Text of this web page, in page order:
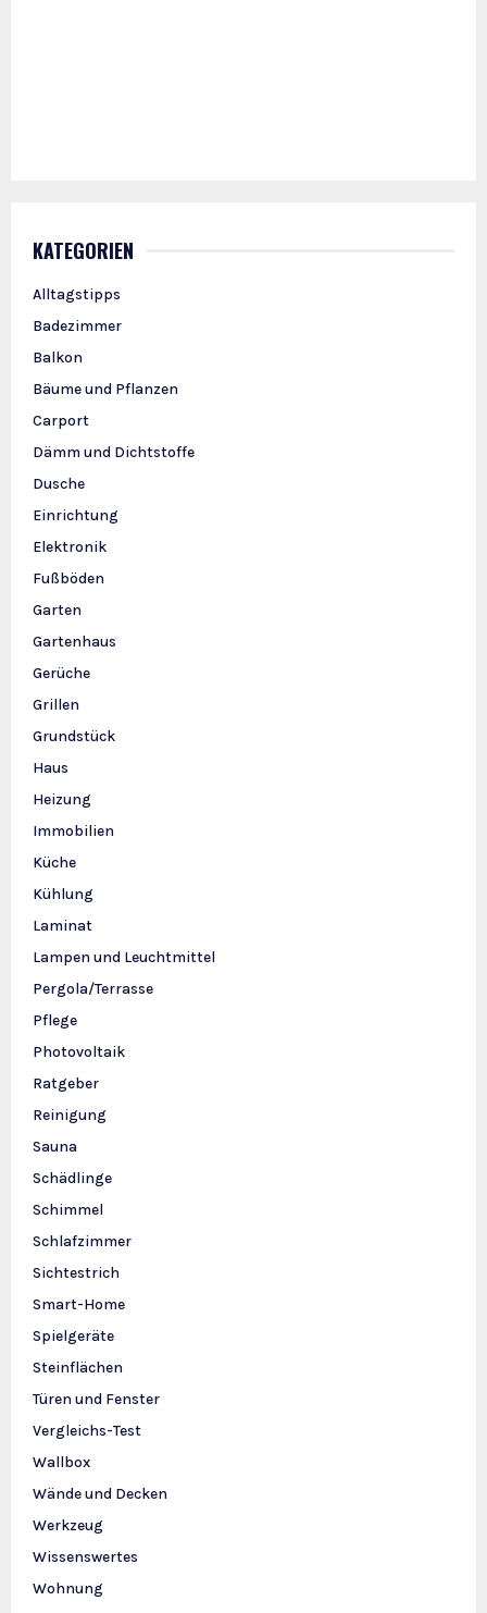
KATEGORIEN
Alltagstipps
Badezimmer
Balkon
Bäume und Pflanzen
Carport
Dämm und Dichtstoffe
Dusche
Einrichtung
Elektronik
Fußböden
Garten
Gartenhaus
Gerüche
Grillen
Grundstück
Haus
Heizung
Immobilien
Küche
Kühlung
Laminat
Lampen und Leuchtmittel
Pergola/Terrasse
Pflege
Photovoltaik
Ratgeber
Reinigung
Sauna
Schädlinge
Schimmel
Schlafzimmer
Sichtestrich
Smart-Home
Spielgeräte
Steinflächen
Türen und Fenster
Vergleichs-Test
Wallbox
Wände und Decken
Werkzeug
Wissenswertes
Wohnung